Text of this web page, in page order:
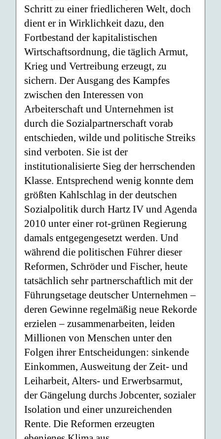
Schritt zu einer friedlicheren Welt, doch
dient er in Wirklichkeit dazu, den
Fortbestand der kapitalistischen
Wirtschaftsordnung, die täglich Armut,
Krieg und Vertreibung erzeugt, zu
sichern. Der Ausgang des Kampfes
zwischen den Interessen von
Arbeiterschaft und Unternehmen ist
durch die Sozialpartnerschaft vorab
entschieden, wilde und politische Streiks
sind verboten. Sie ist der
institutionalisierte Sieg der herrschenden
Klasse. Entsprechend wenig konnte dem
größten Kahlschlag in der deutschen
Sozialpolitik durch Hartz IV und Agenda
2010 unter einer rot-grünen Regierung
damals entgegengesetzt werden. Und
während die politischen Führer dieser
Reformen, Schröder und Fischer, heute
tatsächlich sehr partnerschaftlich mit der
Führungsetage deutscher Unternehmen –
deren Gewinne regelmäßig neue Rekorde
erzielen – zusammenarbeiten, leiden
Millionen von Menschen unter den
Folgen ihrer Entscheidungen: sinkende
Einkommen, Ausweitung der Zeit- und
Leiharbeit, Alters- und Erwerbsarmut,
der Gängelung durchs Jobcenter, sozialer
Isolation und einer unzureichenden
Rente. Die Reformen erzeugten